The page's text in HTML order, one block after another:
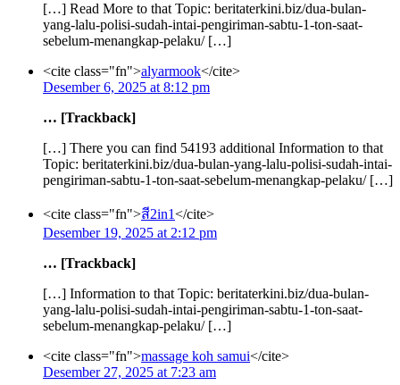
[…] Read More to that Topic: beritaterkini.biz/dua-bulan-
yang-lalu-polisi-sudah-intai-pengiriman-sabtu-1-ton-saat-
sebelum-menangkap-pelaku/ […]
<cite class="fn">alyarmook</cite>
Desember 6, 2025 at 8:12 pm
… [Trackback]
[…] There you can find 54193 additional Information to that
Topic: beritaterkini.biz/dua-bulan-yang-lalu-polisi-sudah-intai-
pengiriman-sabtu-1-ton-saat-sebelum-menangkap-pelaku/ […]
<cite class="fn">สี2in1</cite>
Desember 19, 2025 at 2:12 pm
… [Trackback]
[…] Information to that Topic: beritaterkini.biz/dua-bulan-
yang-lalu-polisi-sudah-intai-pengiriman-sabtu-1-ton-saat-
sebelum-menangkap-pelaku/ […]
<cite class="fn">massage koh samui</cite>
Desember 27, 2025 at 7:23 am